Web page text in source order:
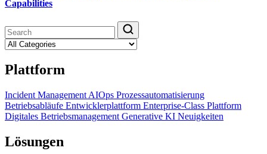
Capabilities
Plattform
Incident Management AIOps Prozessautomatisierung
Betriebsabläufe Entwicklerplattform Enterprise-Class Plattform
Digitales Betriebsmanagement Generative KI Neuigkeiten
Lösungen